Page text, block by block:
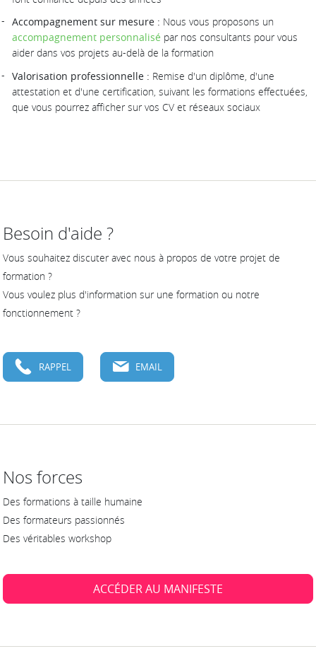
Accompagnement sur mesure : Nous vous proposons un
accompagnement personnalisé par nos consultants pour vous
aider dans vos projets au-delà de la formation
Valorisation professionnelle : Remise d'un diplôme, d'une
attestation et d'une certification, suivant les formations effectuées,
que vous pourrez afficher sur vos CV et réseaux sociaux
Besoin d'aide ?
Vous souhaitez discuter avec nous à propos de votre projet de
formation ?
Vous voulez plus d'information sur une formation ou notre
fonctionnement ?
RAPPEL EMAIL
Nos forces
Des formations à taille humaine
Des formateurs passionnés
Des véritables workshop
ACCÉDER AU MANIFESTE